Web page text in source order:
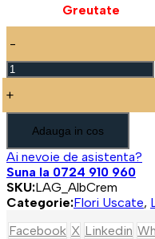
Greutate
-
Cantitate
Lagurus
uscat
Alb/Crem
gr.
+
Adauga in cos
Ai nevoie de asistenta?
Suna la 0724 910 960
SKU:LAG_AlbCrem
Categorie:Flori Uscate,
Facebook X Linkedin